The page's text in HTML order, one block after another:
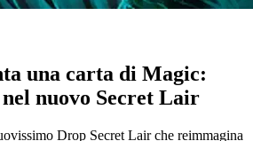
una carta di Magic:
nuovo Secret Lair
Drop Secret Lair che reimmagina